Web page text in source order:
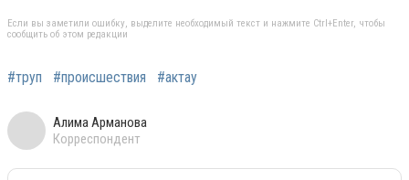
Если вы заметили ошибку, выделите необходимый текст и нажмите Ctrl+Enter, чтобы
сообщить об этом редакции
#труп #происшествия #актау
Алима Арманова
Корреспондент